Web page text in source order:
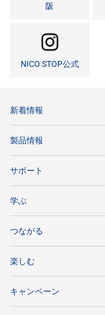
阪
NICO STOP公式
新着情報
製品情報
サポート
学ぶ
つながる
楽しむ
キャンペーン